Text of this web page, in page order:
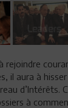
rejoindre
il aura à
à